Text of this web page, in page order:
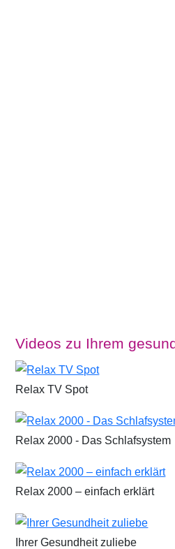
Videos zu Ihrem
Relax TV Spot
Relax 2000 - Das Schlafsystem
Relax 2000 – einfach erklärt
Ihrer Gesundheit zuliebe